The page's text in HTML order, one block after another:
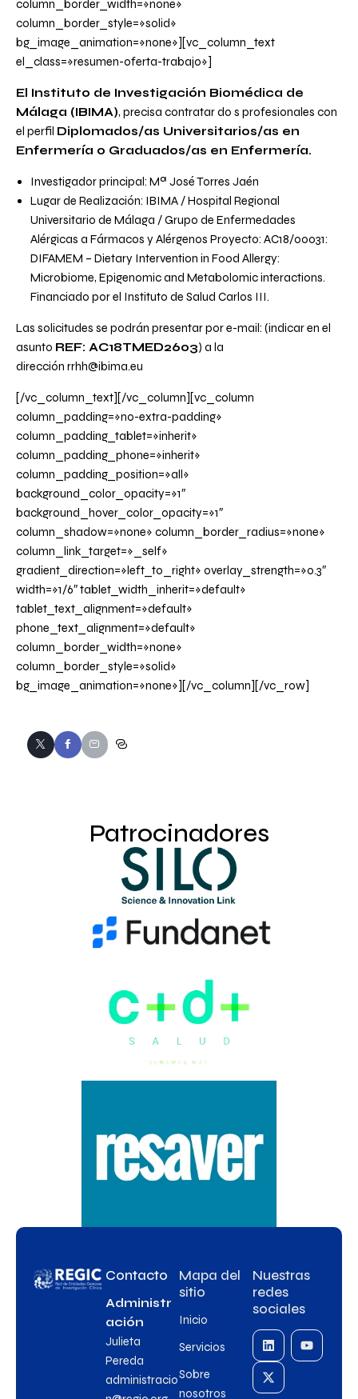
column_border_width=»none»
column_border_style=»solid»
bg_image_animation=»none»][vc_column_text
el_class=»resumen-oferta-trabajo»]
El Instituto de Investigación Biomédica de
Málaga (IBIMA), precisa contratar do s profesionales con
el perfil Diplomados/as Universitarios/as en
Enfermería o Graduados/as en Enfermería.
Investigador principal: Mª José Torres Jaén
Lugar de Realización: IBIMA / Hospital Regional
Universitario de Málaga / Grupo de Enfermedades
Alérgicas a Fármacos y Alérgenos Proyecto: AC18/00031:
DIFAMEM – Dietary Intervention in Food Allergy:
Microbiome, Epigenomic and Metabolomic interactions.
Financiado por el Instituto de Salud Carlos III.
Las solicitudes se podrán presentar por e-mail: (indicar en el
asunto REF: AC18TMED2603) a la
dirección rrhh@ibima.eu
[/vc_column_text][/vc_column][vc_column
column_padding=»no-extra-padding»
column_padding_tablet=»inherit»
column_padding_phone=»inherit»
column_padding_position=»all»
background_color_opacity=»1″
background_hover_color_opacity=»1″
column_shadow=»none» column_border_radius=»none»
column_link_target=»_self»
gradient_direction=»left_to_right» overlay_strength=»0.3″
width=»1/6″ tablet_width_inherit=»default»
tablet_text_alignment=»default»
phone_text_alignment=»default»
column_border_width=»none»
column_border_style=»solid»
bg_image_animation=»none»][/vc_column][/vc_row]
Patrocinadores
Contacto
Administr
ación
Julieta
Pereda
administracio
Mapa del
sitio
Inicio
Servicios
Sobre
nosotros
Nuestras
redes
sociales